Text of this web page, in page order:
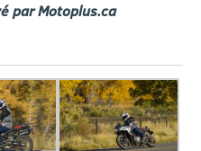
par Motoplus.ca